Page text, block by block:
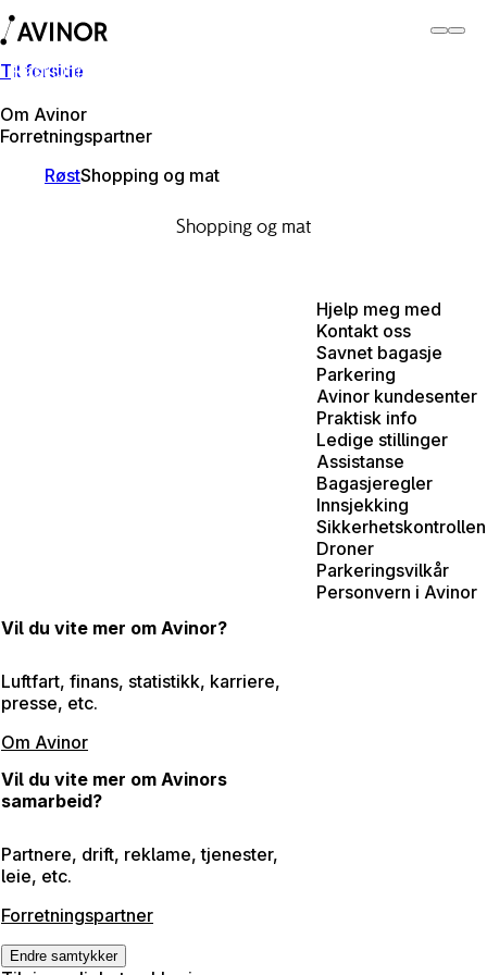
Til forside
Om Avinor
Forretningspartner
Røst lufthavn
RøstShopping og mat
Shopping og mat
Hjelp meg med
Kontakt oss
Savnet bagasje
Parkering
Avinor kundesenter
Praktisk info
Ledige stillinger
Assistanse
Bagasjeregler
Innsjekking
Sikkerhetskontrollen
Droner
Parkeringsvilkår
Personvern i Avinor
Vil du vite mer om Avinor?
Luftfart, finans, statistikk, karriere,
presse, etc.
Om Avinor
Vil du vite mer om Avinors
samarbeid?
Partnere, drift, reklame, tjenester,
leie, etc.
Forretningspartner
Endre samtykker